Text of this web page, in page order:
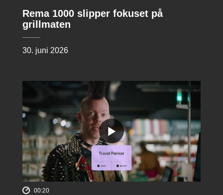
Rema 1000 slipper fokuset på
grillmaten
30. juni 2026
00:20